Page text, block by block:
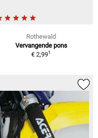
Rothewald
Vervangende pons
€ 2,991